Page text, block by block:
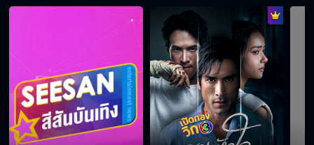
3Plus
ต้อนรับ 5 หนุ่มบอยกรุ๊ป #PERSES
3Plus ต้อนรับ BNK48 เล่าถึงซิงเกิลส่งท้ายเฌอ
ปราง ในฐานะไอดอล BNK48